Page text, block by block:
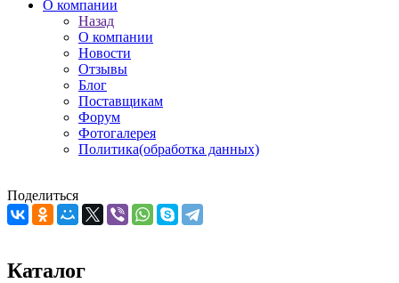
О компании
Назад
О компании
Новости
Отзывы
Блог
Поставщикам
Форум
Фотогалерея
Политика(обработка данных)
Поделиться
Каталог